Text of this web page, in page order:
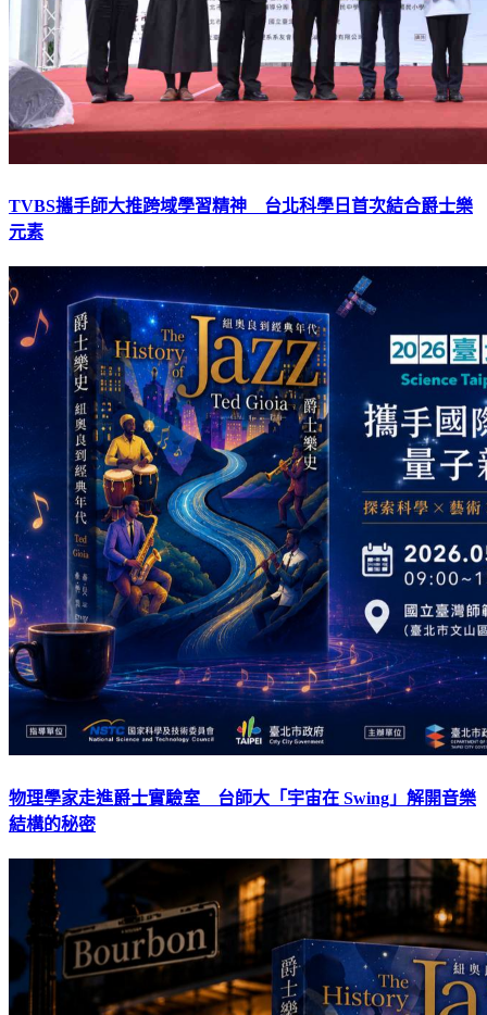
TVBS攜手師大推跨域學習精神 台北科學日首次結合爵士樂
元素
物理學家走進爵士實驗室 台師大「宇宙在 Swing」解開音樂
結構的秘密